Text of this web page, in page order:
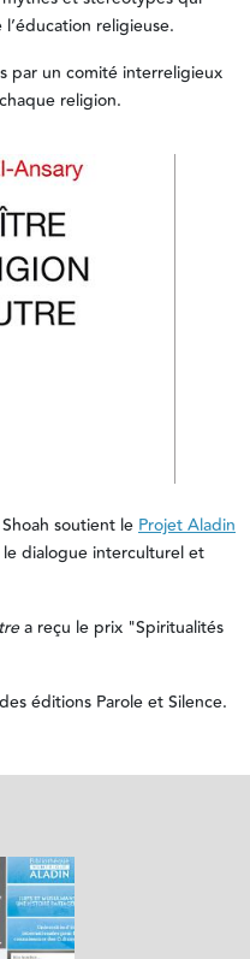
religieuse.
par un comité interreligieux
religion.
soutient leProjet Aladin
dialogue interculturel et
a reçu le prix "Spiritualités
éditions Parole et Silence.